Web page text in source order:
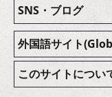
SNS・ブログ
外国語サイト
このサイトについ